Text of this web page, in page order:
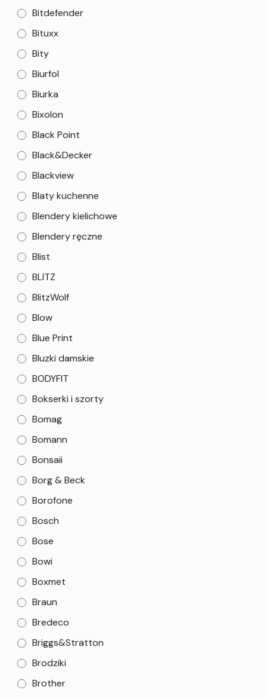
Bitdefender
Bituxx
Bity
Biurfol
Biurka
Bixolon
Black Point
Black&Decker
Blackview
Blaty kuchenne
Blendery kielichowe
Blendery ręczne
Blist
BLITZ
BlitzWolf
Blow
Blue Print
Bluzki damskie
BODYFIT
Bokserki i szorty
Bomag
Bomann
Bonsaii
Borg & Beck
Borofone
Bosch
Bose
Bowi
Boxmet
Braun
Bredeco
Briggs&Stratton
Brodziki
Brother